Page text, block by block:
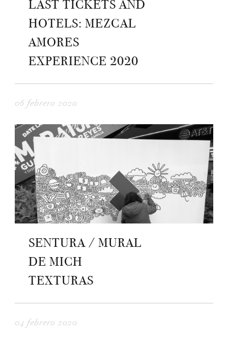
LAST TICKETS AND
HOTELS: MEZCAL
AMORES
EXPERIENCE 2020
06 febrero 2020
SENTURA / MURAL
DE MICH
TEXTURAS
04 febrero 2020